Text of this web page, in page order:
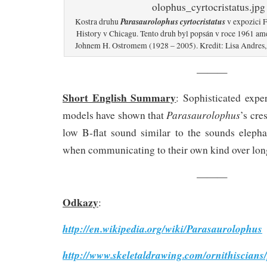
Kostra druhu Parasaurolophus cyrtocristatusv expozici
History v Chicagu. Tento druh byl popsán v roce 1961
Johnem H. Ostromem (1928 – 2005). Kredit: Lisa
———
Short English Summary: Sophisticated
models have shown that Parasaurolophus’s
low B-flat sound similar to the sounds
when communicating to their own kind over
———
Odkazy:
http://en.wikipedia.org/wiki/Parasaurolophus
http://www.skeletaldrawing.com/